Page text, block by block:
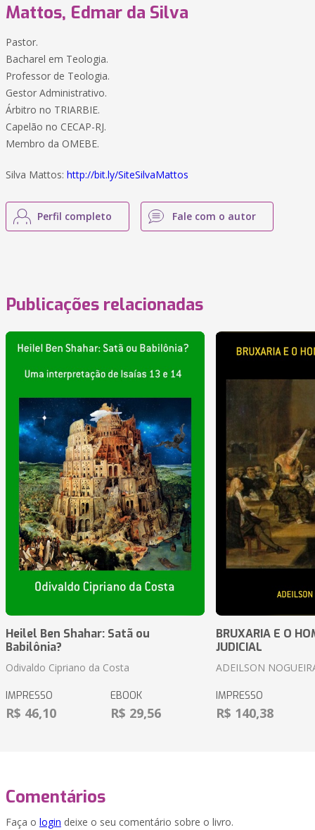
Mattos, Edmar da Silva
Pastor.
Bacharel em Teologia.
Professor de Teologia.
Gestor Administrativo.
Árbitro no TRIARBIE.
Capelão no CECAP-RJ.
Membro da OMEBE.
Silva Mattos: http://bit.ly/SiteSilvaMattos
Perfil completo Fale com o autor
Publicações relacionadas
Heilel Ben Shahar: Satã ou
Babilônia?
Odivaldo Cipriano da Costa
IMPRESSO
R$ 46,10
EBOOK
R$ 29,56
BRUXARIA E O
JUDICIAL
ADEILSON
IMPRESSO
R$ 140,38
Comentários
Faça o login deixe o seu comentário sobre o livro.